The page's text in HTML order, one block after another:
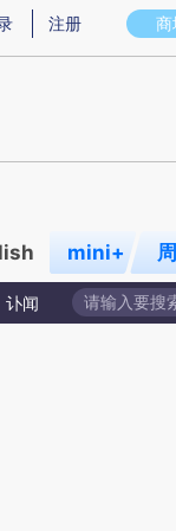
图存在偏差。不代表
商
注册
mini+
讣闻